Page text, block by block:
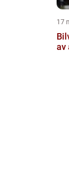
17
av